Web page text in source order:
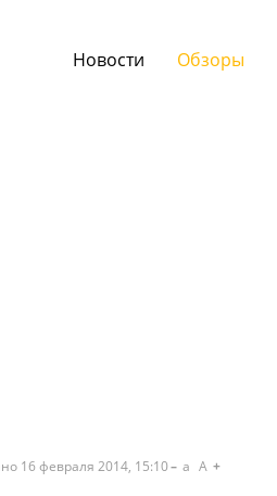
Новости Обзоры
16 февраля 2014, 15:10 a A